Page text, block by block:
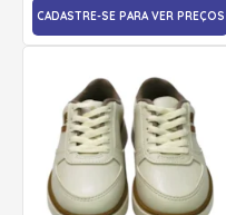
CADASTRE-SE PARA VER PREÇOS